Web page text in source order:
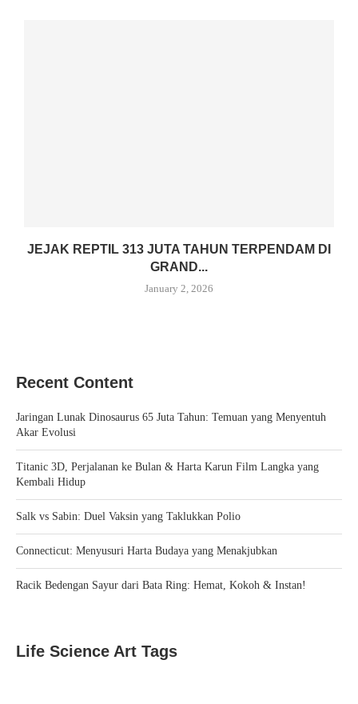
JEJAK REPTIL 313 JUTA TAHUN TERPENDAM DI
GRAND...
January 2, 2026
Recent Content
Jaringan Lunak Dinosaurus 65 Juta Tahun: Temuan yang Menyentuh
Akar Evolusi
Titanic 3D, Perjalanan ke Bulan & Harta Karun Film Langka yang
Kembali Hidup
Salk vs Sabin: Duel Vaksin yang Taklukkan Polio
Connecticut: Menyusuri Harta Budaya yang Menakjubkan
Racik Bedengan Sayur dari Bata Ring: Hemat, Kokoh & Instan!
Life Science Art Tags